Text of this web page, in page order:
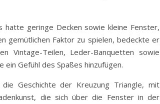
hatte geringe Decken sowie kleine Fenster,
gemütlichen Faktor zu spielen, bedeckte er
Vintage-Teilen, Leder-Banquetten sowie
Gefühl des Spaßes hinzufügen.
Geschichte der Kreuzung Triangle, mit
die sich über die Fenster in der